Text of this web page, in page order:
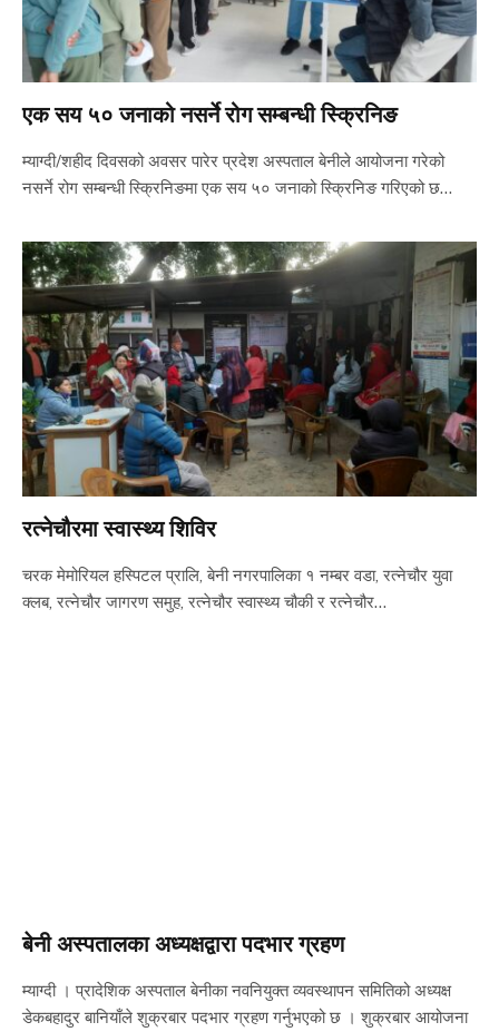
एक सय ५० जनाको नसर्ने रोग सम्बन्धी स्क्रिनिङ
म्याग्दी/शहीद दिवसको अवसर पारेर प्रदेश अस्पताल बेनीले आयोजना गरेको
नसर्ने रोग सम्बन्धी स्क्रिनिङमा एक सय ५० जनाको स्क्रिनिङ गरिएको छ…
रत्नेचौरमा स्वास्थ्य शिविर
चरक मेमोरियल हस्पिटल प्रालि, बेनी नगरपालिका १ नम्बर वडा, रत्नेचौर युवा
क्लब, रत्नेचौर जागरण समुह, रत्नेचौर स्वास्थ्य चौकी र रत्नेचौर…
बेनी अस्पतालका अध्यक्षद्वारा पदभार ग्रहण
म्याग्दी । प्रादेशिक अस्पताल बेनीका नवनियुक्त व्यवस्थापन समितिको अध्यक्ष
डेकबहादुर बानियाँले शुक्रबार पदभार ग्रहण गर्नुभएको छ । शुक्रबार आयोजना